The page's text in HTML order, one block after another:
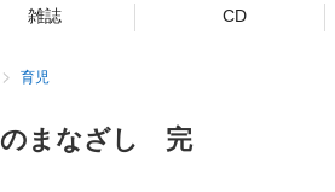
雑誌 CD
育児
まなざし 完